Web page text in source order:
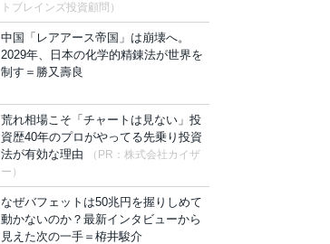
トブレインズ投資顧問）
中国「レアアース帝国」は崩壊へ。
2029年、日本の化学的精錬法が世界を
制す＝勝又壽良
荒れ相場こそ「チャートは見ない」投
資歴40年のプロがやってる先乗り投資
法が有効な理由
（PR：株式会社カイザ
ー）
なぜバフェットは50兆円を握りしめて
動かないのか？最新インタビューから
見えた次の一手＝栫井駿介